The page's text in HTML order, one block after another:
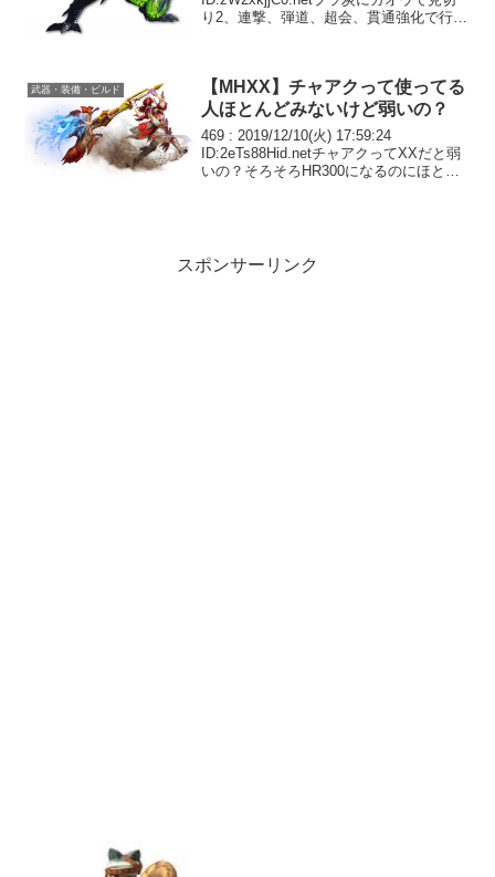
り2、連撃、弾道、超会、貫通強化で行っ
武器・装備・ビルド
【MHXX】チャアクって使ってる
人ほとんどみないけど弱いの？
469 : 2019/12/10(火) 17:59:24
ID:2eTs88Hid.netチャアクってXXだと弱
いの？そろそろHR300になるのにほとん
スポンサーリンク